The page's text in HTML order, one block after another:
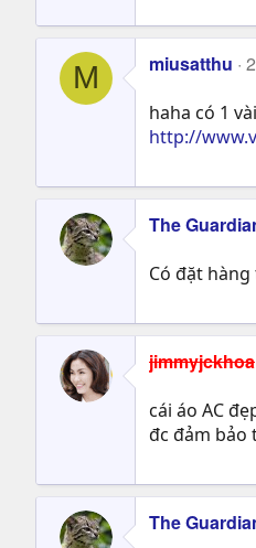
M miusatthu
haha có 1
http://
The
Có đặt
jimmyjckhoa
cái áo AC
đc đảm bảo
The